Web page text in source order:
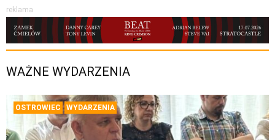
reklama
WAŻNE WYDARZENIA
OSTROWIEC WYDARZENIA